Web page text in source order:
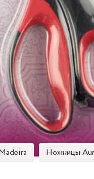
зиг-заг фигурные 5 мм
и обивочными
осыпание
ручки с
ножниц: 23 см
нержавеющая сталь.
Ножницы